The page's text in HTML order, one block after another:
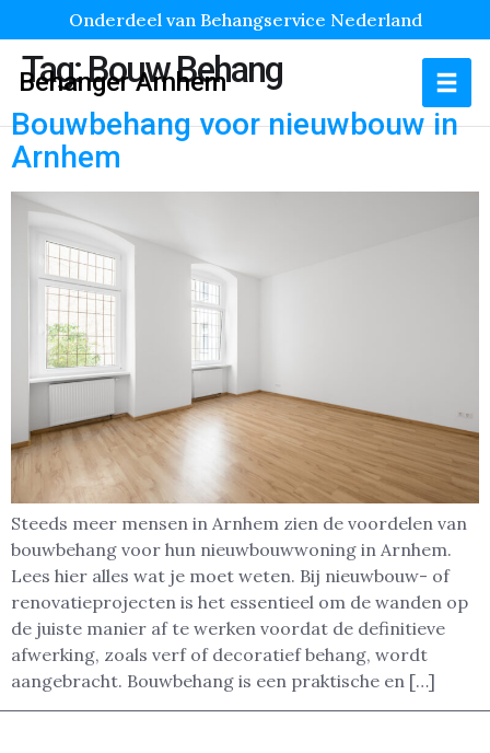
Onderdeel van Behangservice Nederland
Behanger Arnhem
Tag:Bouw Behang
Bouwbehang voor nieuwbouw in
Arnhem
Steeds meer mensen in Arnhem zien de voordelen van
bouwbehang voor hun nieuwbouwwoning in Arnhem.
Lees hier alles wat je moet weten. Bij nieuwbouw- of
renovatieprojecten is het essentieel om de wanden op
de juiste manier af te werken voordat de definitieve
afwerking, zoals verf of decoratief behang, wordt
aangebracht. Bouwbehang is een praktische en […]